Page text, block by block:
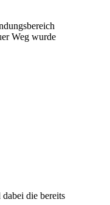
Weg wurde
die bereits